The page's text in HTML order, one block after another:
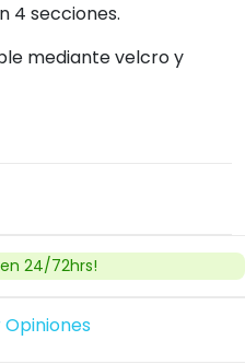
4 secciones.
mediante velcro y
en 24/72hrs!
Opiniones